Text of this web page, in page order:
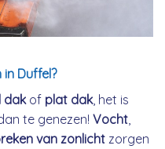
Duffel?
dakof plat dak, het is
te genezen! Vocht
van zonlicht zorgen